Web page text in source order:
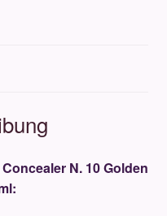
N. 10 Golden